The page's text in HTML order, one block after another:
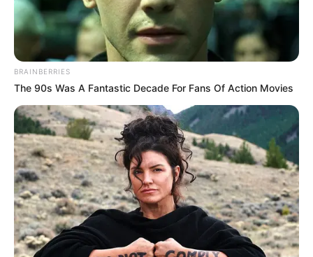
BRAINBERRIES
The 90s Was A Fantastic Decade For Fans Of Action Movies